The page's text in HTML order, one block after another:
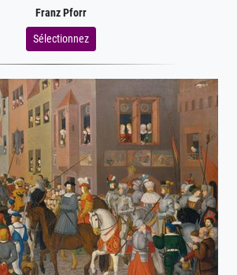
Franz Pforr
Sélectionnez